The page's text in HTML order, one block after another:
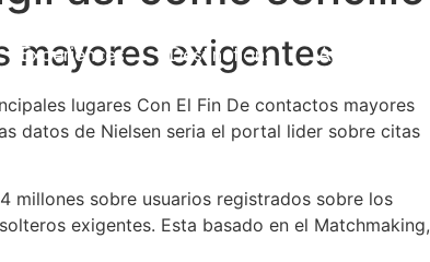
Experiences Destinations About Us
mayores exigentes
lugares Con El Fin De contactos mayores
datos de Nielsen seri­a el portal lider sobre citas
millones sobre usuarios registrados sobre los
exigentes. Esta basado en el Matchmaking,